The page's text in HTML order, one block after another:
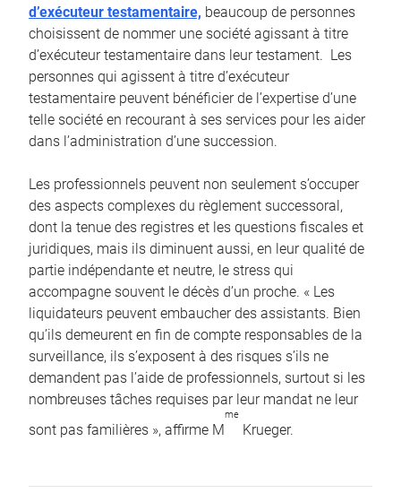
d’exécuteur testamentaire, beaucoup de personnes
choisissent de nommer une société agissant à titre
d’exécuteur testamentaire dans leur testament. Les
personnes qui agissent à titre d’exécuteur
testamentaire peuvent bénéficier de l’expertise d’une
telle société en recourant à ses services pour les aider
dans l’administration d’une succession.
Les professionnels peuvent non seulement s’occuper
des aspects complexes du règlement successoral,
dont la tenue des registres et les questions fiscales et
juridiques, mais ils diminuent aussi, en leur qualité de
partie indépendante et neutre, le stress qui
accompagne souvent le décès d’un proche. « Les
liquidateurs peuvent embaucher des assistants. Bien
qu’ils demeurent en fin de compte responsables de la
surveillance, ils s’exposent à des risques s’ils ne
demandent pas l’aide de professionnels, surtout si les
nombreuses tâches requises par leur mandat ne leur
sont pas familières », affirme M
me
Krueger.